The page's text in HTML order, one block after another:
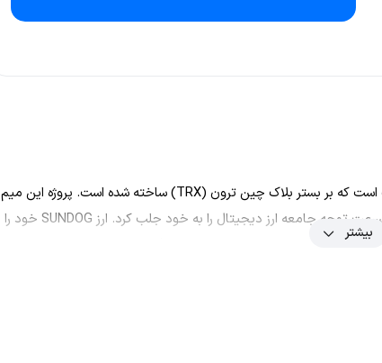
ارز سان داگ (SUNDOG) بزرگ‌ترین میم کوین با مضمون سگ است که بر بستر بلاک چین ترون (TRX) ساخته شده است. پروژه این میم
کوین در اوت ۲۰۲۴ (نیمه دوم مرداد ۱۴۰۳) راه‌اندازی شده و به‌سرعت توجه جامعه ارز دیجیتال را به خود جلب کرد. ارز SUNDOG خود را
معرفی می‌کند. طبق شعار ارز سان داگ، هر بلاکچین به یک میم
پیش‌فروشی نداشت و توزیع توکن‌های آن به‌گونه‌ای صورت گرفت که تا
بیشتر